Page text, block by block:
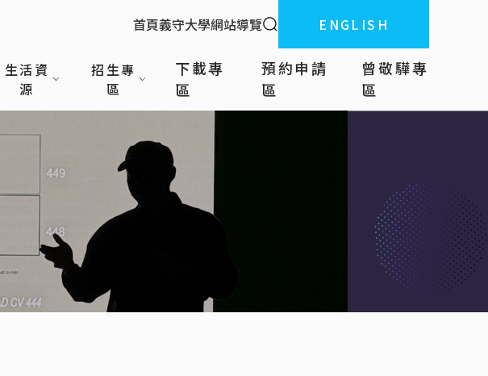
:::
首頁義守大學網站導覽 全站搜索ENGLISH
生活資
源
招生專
區
下載專
區
預約申請
區
曾敬驊專
區